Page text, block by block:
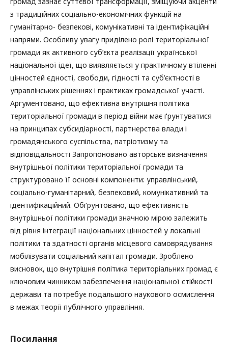
з традиційних соціально-економічних функцій на
гуманітарно- безпекові, комунікативні та ідентифікаційні
напрями. Особливу увагу приділено ролі територіальної
громади як активного суб’єкта реалізації української
національної ідеї, що виявляється у практичному втіленні
цінностей єдності, свободи, гідності та суб’єктності в
управлінських рішеннях і практиках громадської участі.
Аргументовано, що ефективна внутрішня політика
територіальної громади в період війни має ґрунтуватися
на принципах субсидіарності, партнерства влади і
громадянського суспільства, патріотизму та
відповідальності Запропоновано авторське визначення
внутрішньої політики територіальної громади та
структуровано її основні компоненти: управлінський,
соціально-гуманітарний, безпековий, комунікативний та
ідентифікаційний. Обґрунтовано, що ефективність
внутрішньої політики громади значною мірою залежить
від рівня інтеграції національних цінностей у локальні
політики та здатності органів місцевого самоврядування
мобілізувати соціальний капітал громади. Зроблено
висновок, що внутрішня політика територіальних громад є
ключовим чинником забезпечення національної стійкості
держави та потребує подальшого наукового осмислення
в межах теорії публічного управління.
Посилання